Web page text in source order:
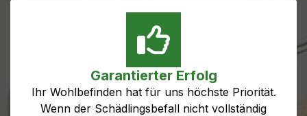
Garantierter Erfolg
Ihr Wohlbefinden hat für uns höchste Priorität.
Wenn der Schädlingsbefall nicht vollständig